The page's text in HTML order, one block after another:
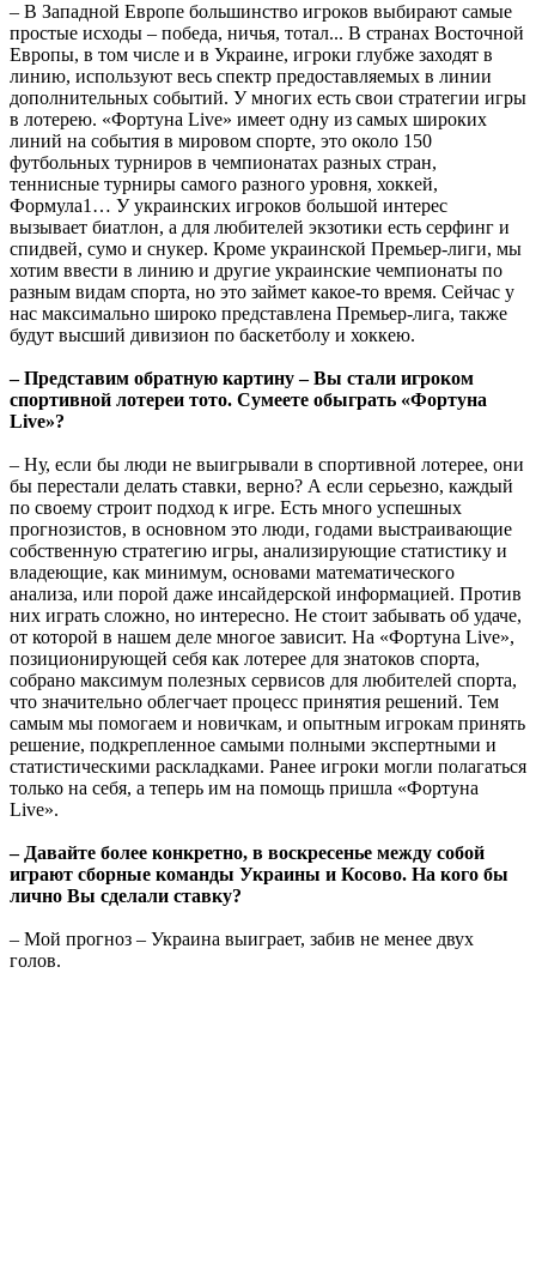
– В Западной Европе большинство игроков выбирают самые
простые исходы – победа, ничья, тотал... В странах Восточной
Европы, в том числе и в Украине, игроки глубже заходят в
линию, используют весь спектр предоставляемых в линии
дополнительных событий. У многих есть свои стратегии игры
в лотерею. «Фортуна Live» имеет одну из самых широких
линий на события в мировом спорте, это около 150
футбольных турниров в чемпионатах разных стран,
теннисные турниры самого разного уровня, хоккей,
Формула1… У украинских игроков большой интерес
вызывает биатлон, а для любителей экзотики есть серфинг и
спидвей, сумо и снукер. Кроме украинской Премьер-лиги, мы
хотим ввести в линию и другие украинские чемпионаты по
разным видам спорта, но это займет какое-то время. Сейчас у
нас максимально широко представлена Премьер-лига, также
будут высший дивизион по баскетболу и хоккею.
– Представим обратную картину – Вы стали игроком
спортивной лотереи тото. Сумеете обыграть «Фортуна
Live»?
– Ну, если бы люди не выигрывали в спортивной лотерее, они
бы перестали делать ставки, верно? А если серьезно, каждый
по своему строит подход к игре. Есть много успешных
прогнозистов, в основном это люди, годами выстраивающие
собственную стратегию игры, анализирующие статистику и
владеющие, как минимум, основами математического
анализа, или порой даже инсайдерской информацией. Против
них играть сложно, но интересно. Не стоит забывать об удаче,
от которой в нашем деле многое зависит. На «Фортуна Live»,
позиционирующей себя как лотерее для знатоков спорта,
собрано максимум полезных сервисов для любителей спорта,
что значительно облегчает процесс принятия решений. Тем
самым мы помогаем и новичкам, и опытным игрокам принять
решение, подкрепленное самыми полными экспертными и
статистическими раскладками. Ранее игроки могли полагаться
только на себя, а теперь им на помощь пришла «Фортуна
Live».
– Давайте более конкретно, в воскресенье между собой
играют сборные команды Украины и Косово. На кого бы
лично Вы сделали ставку?
– Мой прогноз – Украина выиграет, забив не менее двух
голов.